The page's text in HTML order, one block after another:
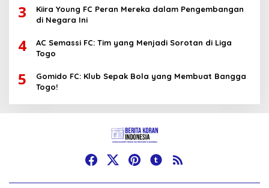
3
Kiira Young FC Peran Mereka dalam Pengembangan
di Negara Ini
4
AC Semassi FC: Tim yang Menjadi Sorotan di Liga
Togo
5
Gomido FC: Klub Sepak Bola yang Membuat Bangga
Togo!